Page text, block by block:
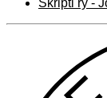
Skripti ry -